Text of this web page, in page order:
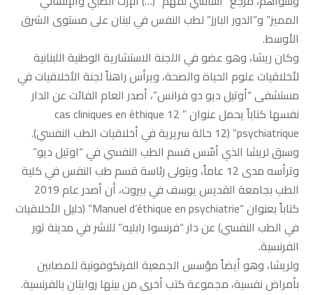
المميز” و”الدور البارز” لطب النفس في لبنان على مستوى الشرق
الأوسط.
وكان ريشا، وهو عضو في اللجنة الاستشارية الوطنية اللبنانية
لأخلاقيات علوم الحياة والصحة، ويرأس راهناً لجنة الأخلاقيات في
مستشفى “أوتيل ديو دو فرانس”، أصدر العام الفائت عن الدار
نفسها كتاباً يحمل عنوان ” 12 cas cliniques en éthique
psychiatrique” (12 حالة سريرية في أخلاقيات الطب النفسي).
وسبق لريشا الذي أسّس قسم الطب النفسي في “اوتيل ديو”
وترأسه مدى 12 عاماً، ويتولى رئاسة قسم طب النفس في كلية
الطب بجامعة القديس يوسف في بيروت، أن أصدر عام 2019
كتاباً بعنوان “Manuel d’éthique en psychiatrie” (دليل الأخلاقيات
في الطب النفسي) عن دار “فرنسوا رابليه” للنشر في مدينة تور
الفرنسية.
ولريشا، وهو أيضاً مؤسس الجمعية الفرنكوفونية للمصابين
بأمراض نفسية، مجموعة كتب أخرى من بينها روايتان بالفرنسية.